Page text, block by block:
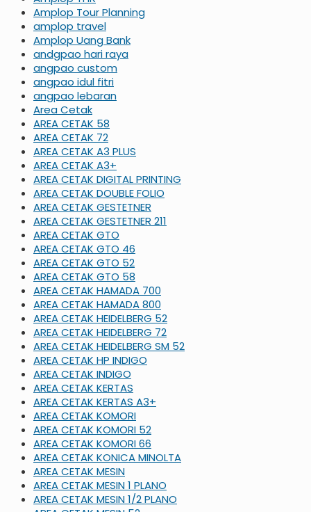
Amplop Tour Planning
amplop travel
Amplop Uang Bank
andgpao hari raya
angpao custom
angpao idul fitri
angpao lebaran
Area Cetak
AREA CETAK 58
AREA CETAK 72
AREA CETAK A3 PLUS
AREA CETAK A3+
AREA CETAK DIGITAL PRINTING
AREA CETAK DOUBLE FOLIO
AREA CETAK GESTETNER
AREA CETAK GESTETNER 211
AREA CETAK GTO
AREA CETAK GTO 46
AREA CETAK GTO 52
AREA CETAK GTO 58
AREA CETAK HAMADA 700
AREA CETAK HAMADA 800
AREA CETAK HEIDELBERG 52
AREA CETAK HEIDELBERG 72
AREA CETAK HEIDELBERG SM 52
AREA CETAK HP INDIGO
AREA CETAK INDIGO
AREA CETAK KERTAS
AREA CETAK KERTAS A3+
AREA CETAK KOMORI
AREA CETAK KOMORI 52
AREA CETAK KOMORI 66
AREA CETAK KONICA MINOLTA
AREA CETAK MESIN
AREA CETAK MESIN 1 PLANO
AREA CETAK MESIN 1/2 PLANO